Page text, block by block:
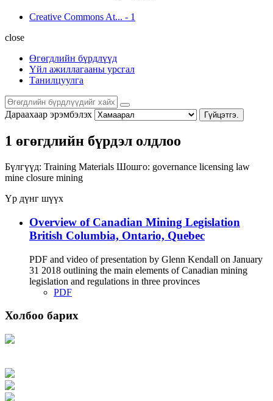
Creative Commons At... - 1
close
Өгөгдлийн бүрдлүүд
Үйл ажиллагааны урсгал
Танилцуулга
Дараахаар эрэмбэлэх Гүйцэтгэ.
1 өгөгдлийн бүрдэл олдлоо
Бүлгүүд: Training Materials Шошго: governance licensing law
mine closure mining
Үр дүнг шүүх
Overview of Canadian Mining Legislation
British Columbia, Ontario, Quebec
PDF and video of presentation by Glenn Kendall on January
31 2018 outlining the main elements of Canadian mining
legislation and regulations in three provinces
PDF
Холбоо барих